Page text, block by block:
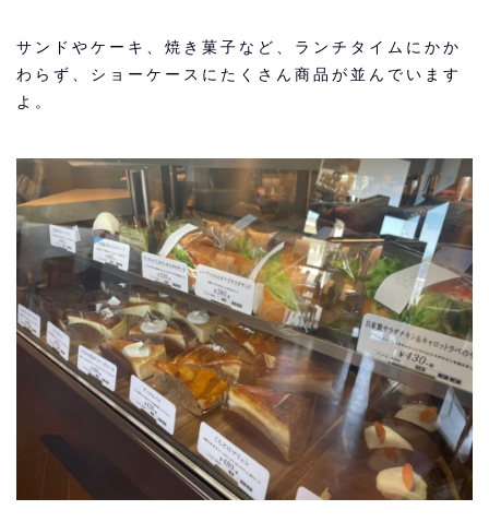
サンドやケーキ、焼き菓子など、ランチタイムにかか
わらず、ショーケースにたくさん商品が並んでいます
よ。